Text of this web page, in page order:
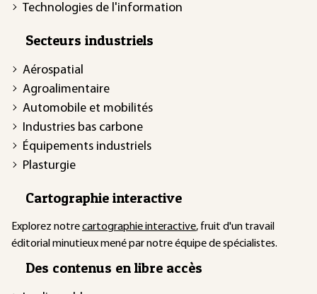
Technologies de l'information
Secteurs industriels
Aérospatial
Agroalimentaire
Automobile et mobilités
Industries bas carbone
Équipements industriels
Plasturgie
Cartographie interactive
Explorez notrecartographie interactive, fruit d'un travail
éditorial minutieux mené par notre équipe de spécialistes.
Des contenus en libre accès